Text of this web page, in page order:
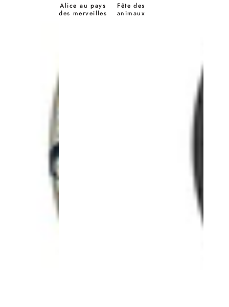
Alice au pays
des merveilles
Fête des
animaux